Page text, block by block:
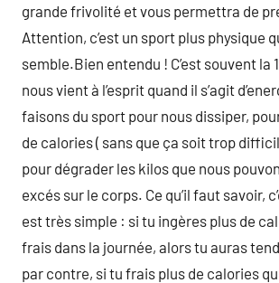
grande frivolité et vous permettra de
Attention, c’est un sport plus physique
semble.Bien entendu ! C’est souvent la
nous vient à l’esprit quand il s’agit
faisons du sport pour nous dissiper,
de calories ( sans que ça soit trop
pour dégrader les kilos que nous
excés sur le corps. Ce qu’il faut savoir,
est très simple : si tu ingères plus de
frais dans la journée, alors tu auras
par contre, si tu frais plus de calories